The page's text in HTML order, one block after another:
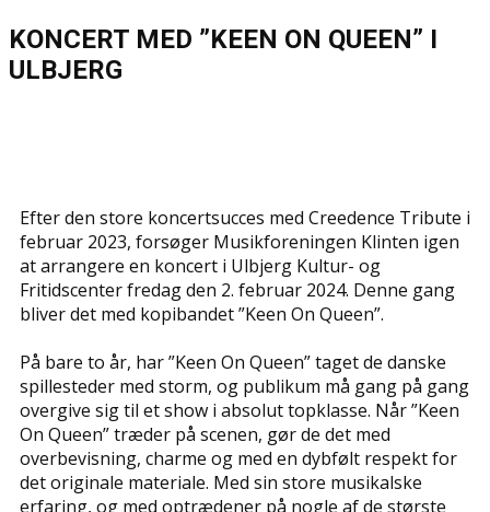
KONCERT MED ”KEEN ON QUEEN” I
ULBJERG
Efter den store koncertsucces med Creedence Tribute i
februar 2023, forsøger Musikforeningen Klinten igen
at arrangere en koncert i Ulbjerg Kultur- og
Fritidscenter fredag den 2. februar 2024. Denne gang
bliver det med kopibandet ”Keen On Queen”.
På bare to år, har ”Keen On Queen” taget de danske
spillesteder med storm, og publikum må gang på gang
overgive sig til et show i absolut topklasse. Når ”Keen
On Queen” træder på scenen, gør de det med
overbevisning, charme og med en dybfølt respekt for
det originale materiale. Med sin store musikalske
erfaring, og med optrædener på nogle af de største